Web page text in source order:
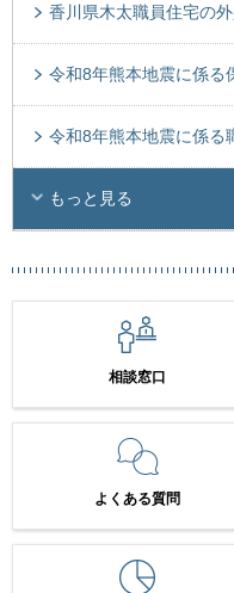
香川県木太職員住宅の
令和8年熊本地震に係る
令和8年熊本地震に係る
もっと見る
相談窓口
よくある質問